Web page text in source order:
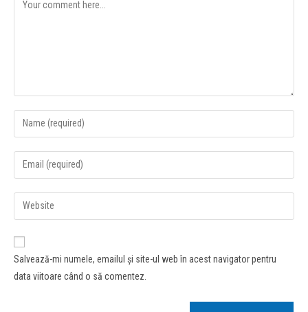
Salvează-mi numele, emailul și site-ul web în acest navigator pentru
data viitoare când o să comentez.